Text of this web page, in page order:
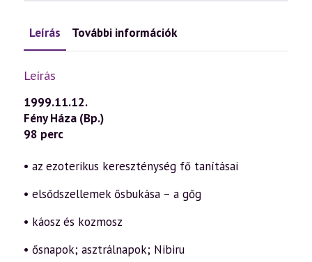
Leírás További információk
Leírás
1999.11.12.
Fény Háza (Bp.)
98 perc
• az ezoterikus kereszténység fő tanításai
• elsődszellemek ősbukása – a gőg
• káosz és kozmosz
• ősnapok; asztrálnapok; Nibiru